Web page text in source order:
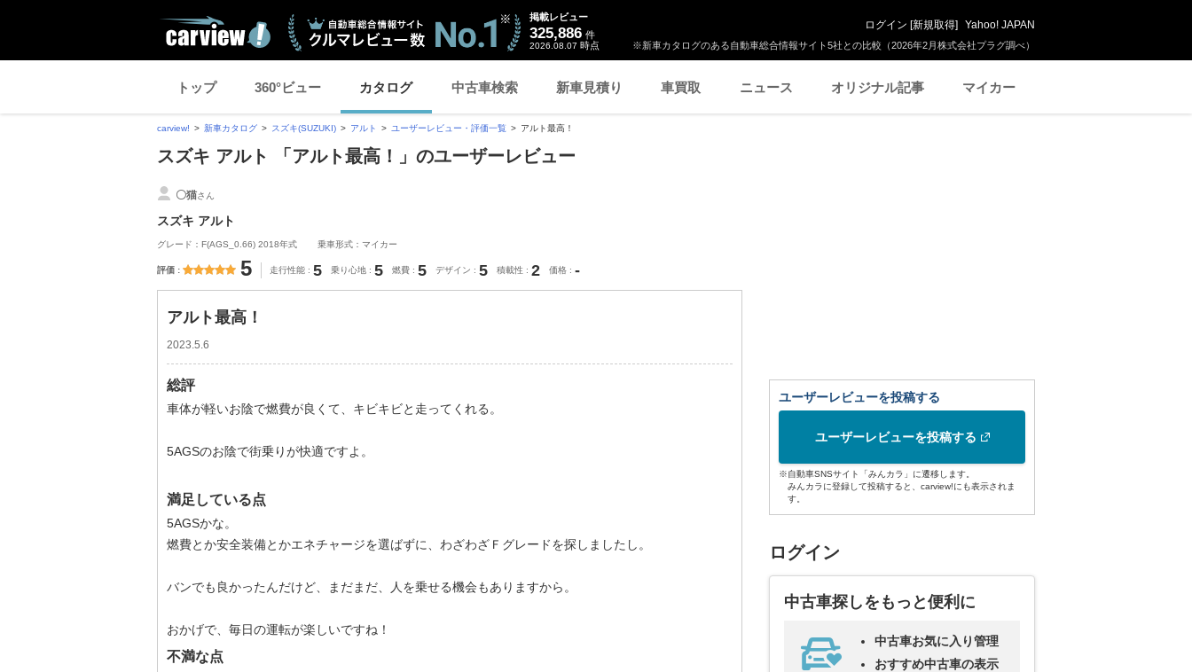
※新車カタログのある自動車総合情報サイト5社との比較（2026年2月株式会社プラグ調べ）
掲載レビュー
325,886 件
2026.08.07 時点
ログイン [新規取得] Yahoo! JAPAN
トップ 360°ビュー カタログ 中古車検索 新車見積り 車買取 ニュース オリジナル記事 マイカー
carview! 新車カタログ スズキ(SUZUKI) アルト ユーザーレビュー・評価一覧 アルト最高！
スズキ アルト 「アルト最高！」のユーザーレビュー
〇猫さん
スズキ アルト
グレード：F(AGS_0.66) 2018年式 乗車形式：マイカー
評価 5 走行性能 5 乗り心地 5 燃費 5 デザイン 5 積載性 2 価格 -
アルト最高！
2023.5.6
総評
車体が軽いお陰で燃費が良くて、キビキビと走ってくれる。
5AGSのお陰で街乗りが快適ですよ。
満足している点
5AGSかな。
燃費とか安全装備とかエネチャージを選ばずに、わざわざＦグレードを探しましたし。
バンでも良かったんだけど、まだまだ、人を乗せる機会もありますから。
おかげで、毎日の運転が楽しいですね！
不満な点
ユーザーレビューを投稿する
ユーザーレビューを投稿する
※自動車SNSサイト「みんカラ」に遷移します。
みんカラに登録して投稿すると、carview!にも表示されま
す。
ログイン
中古車探しをもっと便利に
中古車お気に入り管理
おすすめ中古車の表示